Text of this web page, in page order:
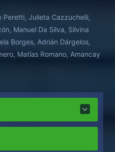
a prueba su fe en lo
Peretti, Julieta Cazzuchelli,
Manuel Da Silva, Silvina
Borges, Adrián Dárgelos,
Matías Romano, Amancay